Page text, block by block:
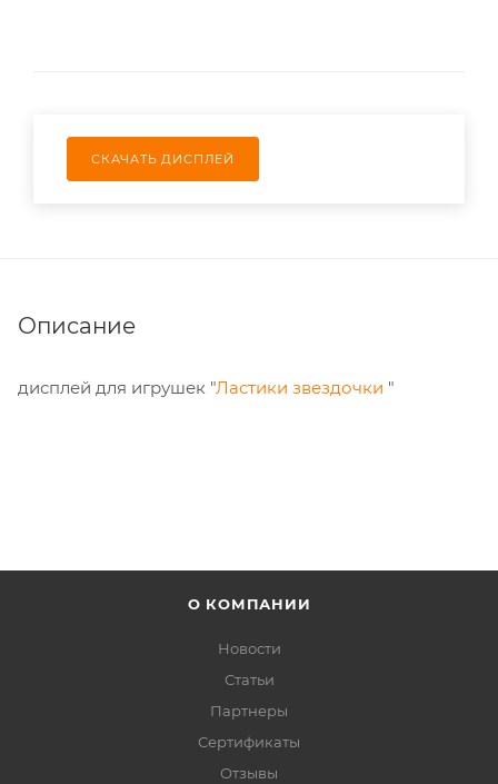
СКАЧАТЬ ДИСПЛЕЙ
Описание
дисплей для игрушек "Ластики звездочки "
О КОМПАНИИ
Новости
Статьи
Партнеры
Сертификаты
Отзывы